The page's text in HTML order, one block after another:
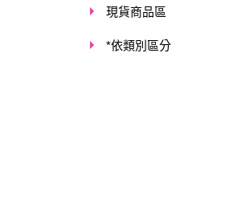
現貨商品區
*依類別區分